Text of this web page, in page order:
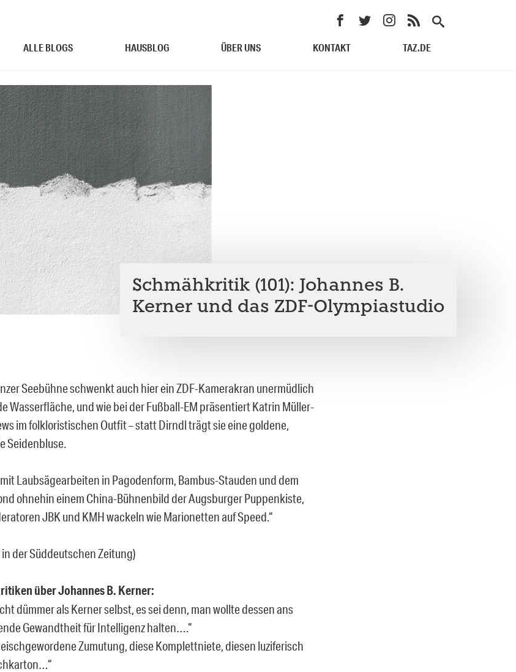
ALLE BLOGS HAUSBLOG ÜBER UNS KONTAKT TAZ.DE
Schmähkritik (101): Johannes B.
Kerner und das ZDF-Olympiastudio
Seebühne schwenkt auch hier ein ZDF-Kamerakran unermüdlich
Wasserfläche, und wie bei der Fußball-EM präsentiert Katrin Müller-
im folkloristischen Outfit – statt Dirndl trägt sie eine goldene,
Seidenbluse.
Laubsägearbeiten in Pagodenform, Bambus-Stauden und dem
ohnehin einem China-Bühnenbild der Augsburger Puppenkiste,
JBK und KMH wackeln wie Marionetten auf Speed.“
der Süddeutschen Zeitung)
über Johannes B. Kerner:
dümmer als Kerner selbst, es sei denn, man wollte dessen ans
Gewandtheit für Intelligenz halten….“
Zumutung, diese Komplettniete, diesen luziferisch